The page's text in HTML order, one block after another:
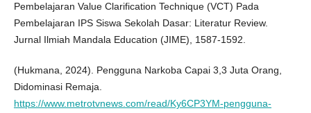
Pembelajaran Value Clarification Technique (VCT) Pada
Pembelajaran IPS Siswa Sekolah Dasar: Literatur Review.
Jurnal Ilmiah Mandala Education (JIME), 1587-1592.
(Hukmana, 2024). Pengguna Narkoba Capai 3,3 Juta Orang,
Didominasi Remaja.
https://www.metrotvnews.com/read/Ky6CP3YM-pengguna-